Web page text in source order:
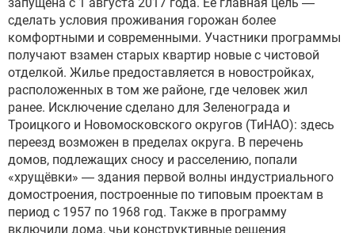
сделать условия проживания горожан более
комфортными и современными. Участники программы
получают взамен старых квартир новые с чистовой
отделкой. Жилье предоставляется в новостройках,
расположенных в том же районе, где человек жил
ранее. Исключение сделано для Зеленограда и
Троицкого и Новомосковского округов (ТиНАО): здесь
переезд возможен в пределах округа. В перечень
домов, подлежащих сносу и расселению, попали
«хрущёвки» — здания первой волны индустриального
домостроения, построенные по типовым проектам в
период с 1957 по 1968 год. Также в программу
включили дома, чьи конструктивные решения